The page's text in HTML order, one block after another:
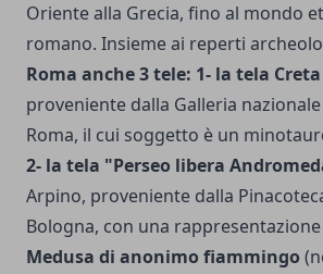
Oriente alla Grecia, fino al mondo
romano. Insieme ai reperti
Roma anche 3 tele: 1- la tela
proveniente dalla Galleria
Roma, il cui soggetto è un
2- la tela "Perseo libera
Arpino, proveniente dalla
Bologna, con una
Medusa di anonimo fiammingo